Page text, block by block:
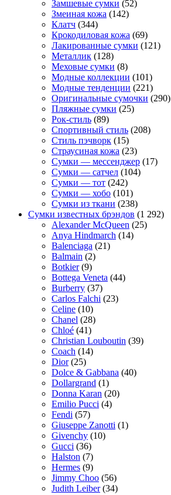
Замшевые сумки (52)
Змеиная кожа (142)
Клатч (344)
Крокодиловая кожа (69)
Лакированные сумки (121)
Металлик (128)
Меховые сумки (8)
Модные коллекции (101)
Модные тенденции (221)
Оригинальные сумочки (290)
Пляжные сумки (25)
Рок-стиль (89)
Спортивный стиль (208)
Стиль пэчворк (15)
Страусиная кожа (23)
Сумки — мессенджер (17)
Сумки — сатчел (104)
Сумки — тот (242)
Сумки — хобо (101)
Сумки из ткани (238)
Сумки известных брэндов (1 292)
Alexander McQueen (25)
Anya Hindmarch (14)
Balenciaga (21)
Balmain (2)
Botkier(9)
Bottega Veneta (44)
Burberry (37)
Carlos Falchi (23)
Celine (10)
Chanel (28)
Chloé (41)
Christian Louboutin (39)
Coach (14)
Dior(25)
Dolce & Gabbana (40)
Dollargrand (1)
Donna Karan (20)
Emilio Pucci (4)
Fendi (57)
Giuseppe Zanotti (1)
Givenchy (10)
Gucci (36)
Halston (7)
Hermes (9)
Jimmy Choo (56)
Judith Leiber(34)